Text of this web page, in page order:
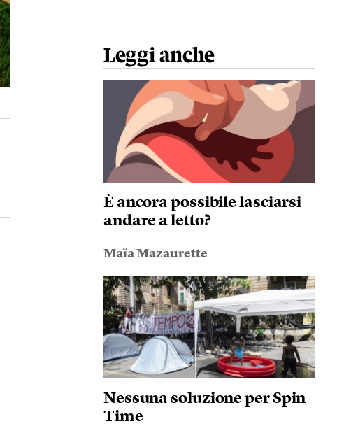
Leggi anche
È ancora possibile lasciarsi
andare a letto?
Maïa Mazaurette
Nessuna soluzione per Spin
Time